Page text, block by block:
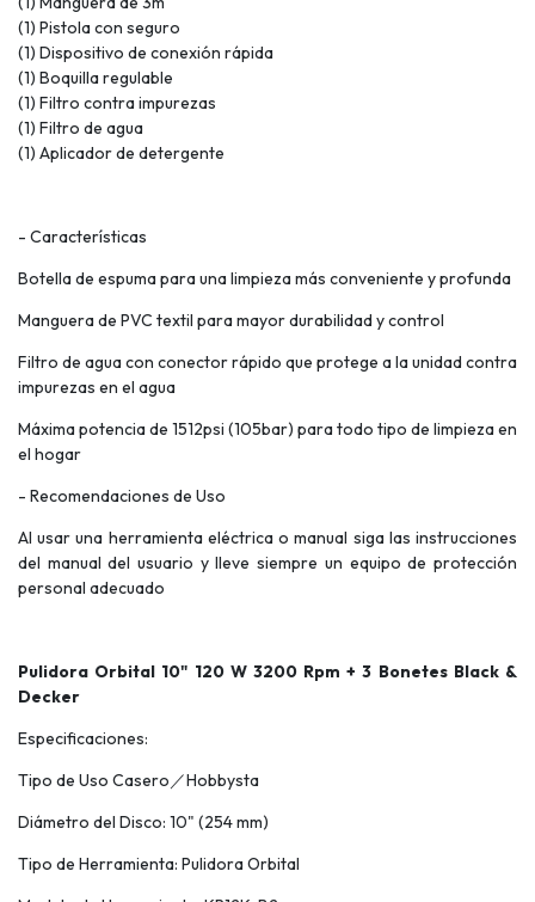
(1) Pistola con seguro
(1) Dispositivo de conexión rápida
(1) Boquilla regulable
(1) Filtro contra impurezas
(1) Filtro de agua
(1) Aplicador de detergente
- Características
Botella de espuma para una limpieza más conveniente y profunda
Manguera de PVC textil para mayor durabilidad y control
Filtro de agua con conector rápido que protege a la unidad contra
impurezas en el agua
Máxima potencia de 1512psi (105bar) para todo tipo de limpieza en
el hogar
- Recomendaciones de Uso
Al usar una herramienta eléctrica o manual siga las instrucciones
del manual del usuario y lleve siempre un equipo de protección
personal adecuado
Pulidora Orbital 10" 120 W 3200 Rpm + 3 Bonetes Black &
Decker
Especificaciones:
Tipo de Uso Casero／Hobbysta
Diámetro del Disco: 10" (254 mm)
Tipo de Herramienta: Pulidora Orbital